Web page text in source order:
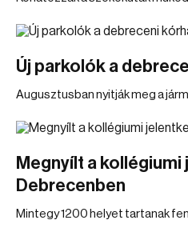
Új parkolók a
Augusztusban nyitják meg a
Megnyílt a
Debrecenben
Mintegy 1200 helyet tartanak